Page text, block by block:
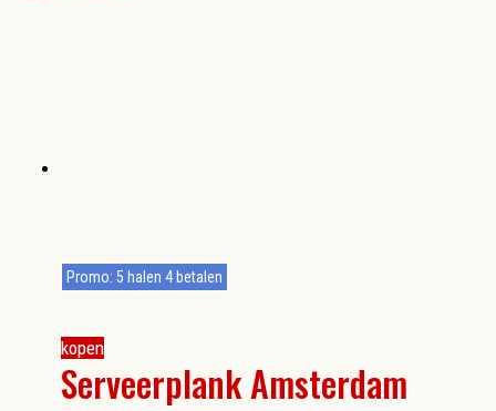
kopen
Serveerplank Amsterdam
Promo: 5 halen 4 betalen